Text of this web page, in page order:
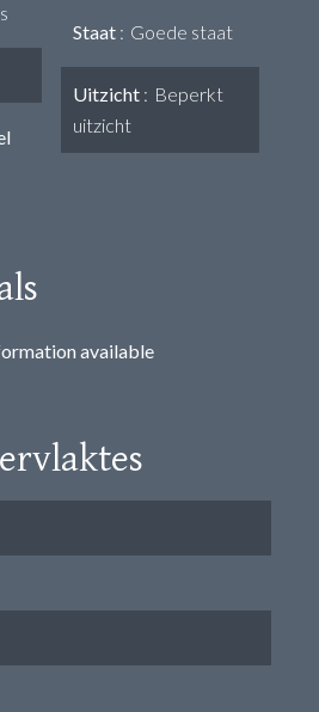
Staat Goede staat
Uitzicht
Beperkt
uitzicht
available